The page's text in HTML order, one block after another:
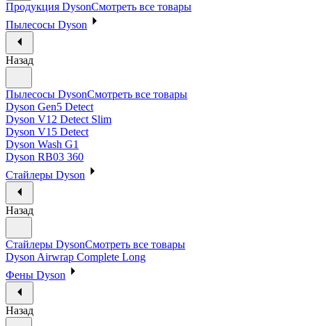
Продукция DysonСмотреть все товары
Пылесосы Dyson
Назад
Пылесосы DysonСмотреть все товары
Dyson Gen5 Detect
Dyson V12 Detect Slim
Dyson V15 Detect
Dyson Wash G1
Dyson RB03 360
Стайлеры Dyson
Назад
Стайлеры DysonСмотреть все товары
Dyson Airwrap Complete Long
Фены Dyson
Назад